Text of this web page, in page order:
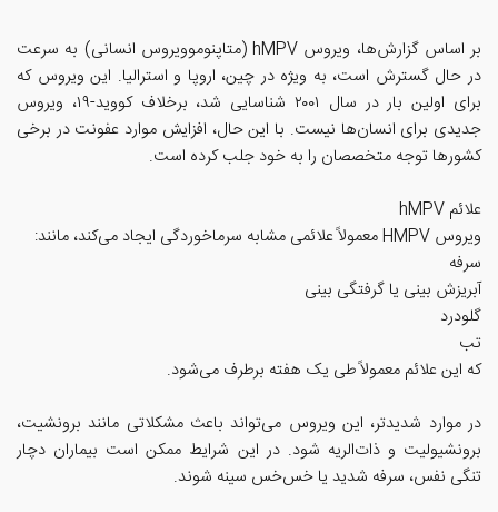
بر اساس گزارش‌ها، ویروس hMPV (متاپنوموویروس انسانی) به سرعت
در حال گسترش است، به ویژه در چین، اروپا و استرالیا. این ویروس که
برای اولین بار در سال ۲۰۰۱ شناسایی شد، برخلاف کووید-۱۹، ویروس
جدیدی برای انسان‌ها نیست. با این حال، افزایش موارد عفونت در برخی
کشورها توجه متخصصان را به خود جلب کرده است.
علائم hMPV
ویروس HMPV معمولاً علائمی مشابه سرماخوردگی ایجاد می‌کند، مانند:
سرفه
آبریزش بینی یا گرفتگی بینی
گلودرد
تب
که این علائم معمولاً طی یک هفته برطرف می‌شود.
در موارد شدیدتر، این ویروس می‌تواند باعث مشکلاتی مانند برونشیت،
برونشیولیت و ذات‌الریه شود. در این شرایط ممکن است بیماران دچار
تنگی نفس، سرفه شدید یا خس‌خس سینه شوند.